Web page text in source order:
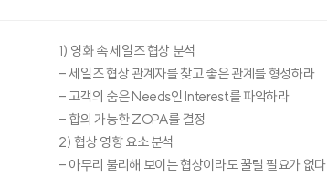
1) 영화 속 세일즈 협상 분석
- 세일즈 협상 관계자를 찾고 좋은 관계를 형성하라
- 고객의 숨은 Needs인 Interest를 파악하라
- 합의 가능한 ZOPA를 결정
2) 협상 영향 요소 분석
- 아무리 불리해 보이는 협상이라도 꿀릴 필요가 없다